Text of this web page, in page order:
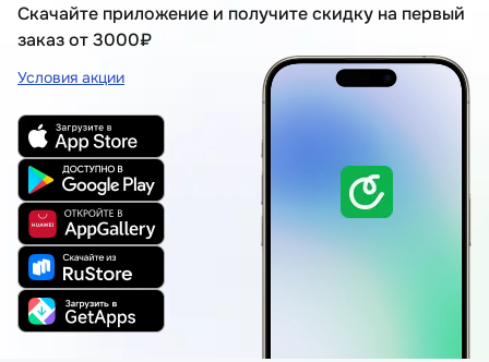
Скачайте приложение и получите скидку на первый
заказ от 3000₽
Условия акции